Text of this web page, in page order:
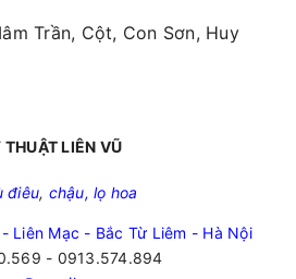
Trần, Cột, Con Sơn, Huy
LIÊN VŨ
điêu, chậu, lọ hoa
Liên Mạc - Bắc Từ Liêm - Hà Nội
- 0913.574.894